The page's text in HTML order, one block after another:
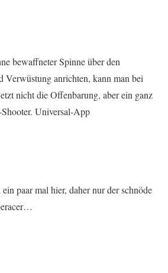
bewaffneter Spinne über den
Verwüstung anrichten, kann man bei
nicht die Offenbarung, aber ein ganz
Universal-App
ein paar mal hier, daher nur der schnöde